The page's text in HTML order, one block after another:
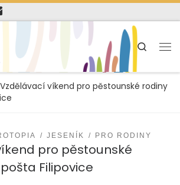
Search
Vzdělávací víkend pro pěstounské rodiny
JESENÍK PRO RODINY
pro pěstounské
Filipovice